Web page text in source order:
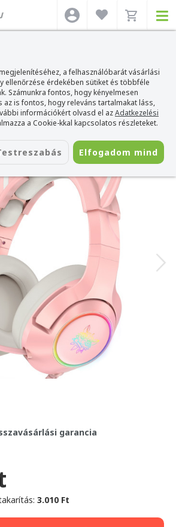
a felhasználóbarát vásárlási
ellenőrzése érdekében sütiket és többféle
Számunkra fontos, hogy kényelmesen
az is fontos, hogy releváns tartalmakat láss,
információkért olvasd el azAdatkezelési
a Cookie-kkal kapcsolatos részleteket.
Elfogadom mind
>Headset>Onikuma Headset >Onikuma K9
Headset
7.1 Virtual Cicafüles
7.1 Virtual
garancia
3.010 Ft